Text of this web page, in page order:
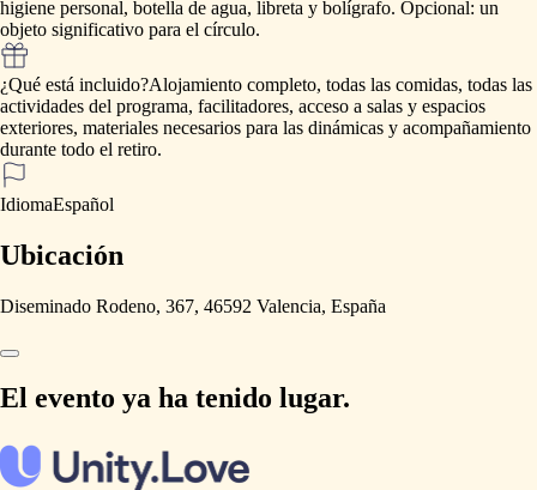
higiene personal, botella de agua, libreta y bolígrafo. Opcional: un
objeto significativo para el círculo.
¿Qué está incluido?Alojamiento completo, todas las comidas, todas las
actividades del programa, facilitadores, acceso a salas y espacios
exteriores, materiales necesarios para las dinámicas y acompañamiento
durante todo el retiro.
IdiomaEspañol
Ubicación
Diseminado Rodeno, 367, 46592 Valencia, España
El evento ya ha tenido lugar.